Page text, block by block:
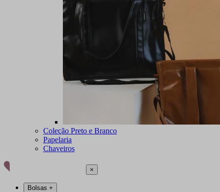
Coleção Preto e Branco
Papelaria
Chaveiros
×
Bolsas +